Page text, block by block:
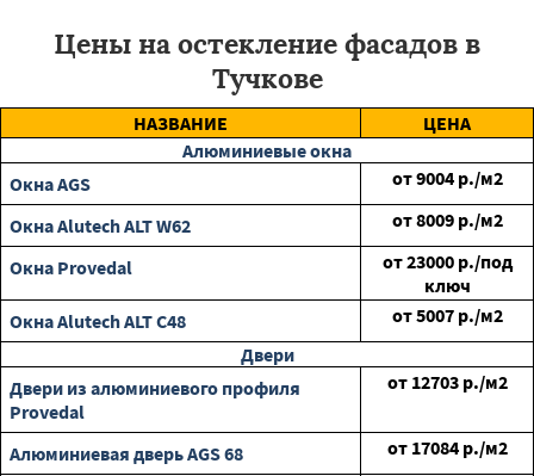
Цены на остекление фасадов в
Тучкове
НАЗВАНИЕ
ЦЕНА
Алюминиевые окна
Окна AGS
от9004 р./м2
Окна Alutech ALT W62
от8009 р./м2
Окна Provedal
от23000 р./под
ключ
Окна Alutech ALT C48
от5007 р./м2
Двери
Двери из алюминиевого профиля
Provedal
от 12703 р./м2
Алюминиевая дверь AGS 68 от 17084 р./м2